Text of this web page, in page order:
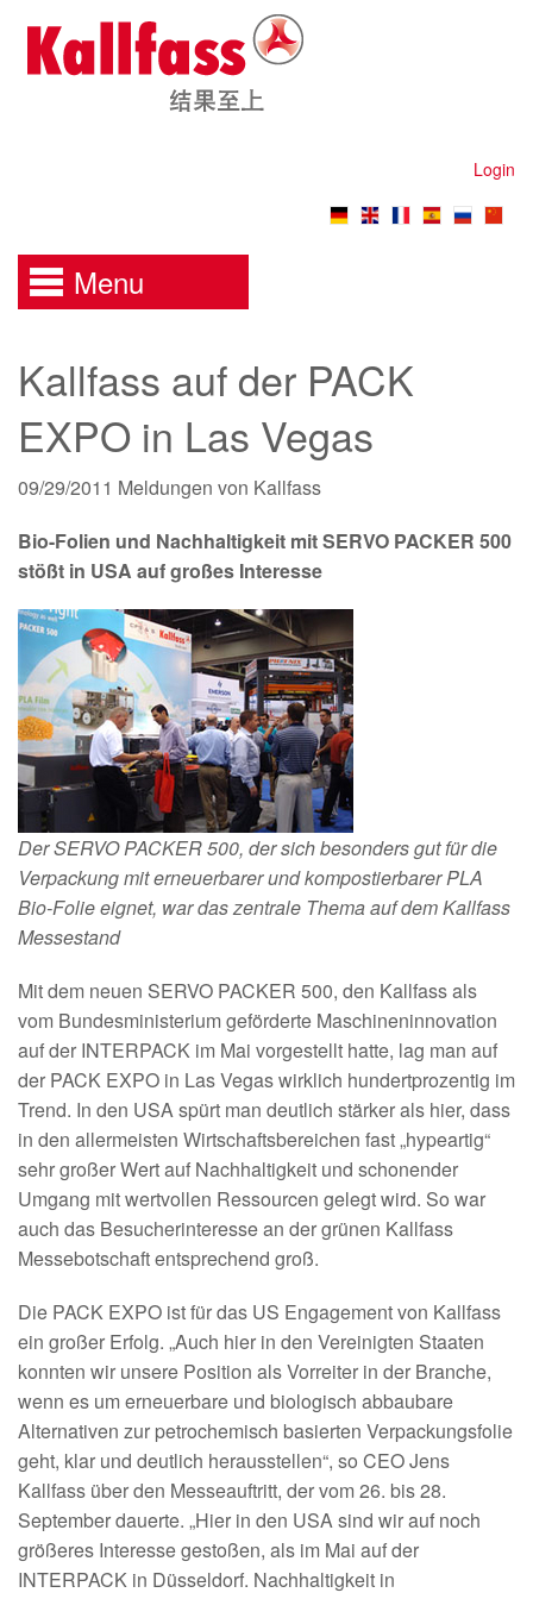
Login
Menu
Kallfass auf der PACK
EXPO in Las Vegas
09/29/2011 Meldungen von Kallfass
Bio-Folien und Nachhaltigkeit mit SERVO PACKER 500
stößt in USA auf großes Interesse
Der SERVO PACKER 500, der sich besonders gut für die
Verpackung mit erneuerbarer und kompostierbarer PLA
Bio-Folie eignet, war das zentrale Thema auf dem Kallfass
Messestand
Mit dem neuen SERVO PACKER 500, den Kallfass als
vom Bundesministerium geförderte Maschineninnovation
auf der INTERPACK im Mai vorgestellt hatte, lag man auf
der PACK EXPO in Las Vegas wirklich hundertprozentig im
Trend. In den USA spürt man deutlich stärker als hier, dass
in den allermeisten Wirtschaftsbereichen fast „hypeartig“
sehr großer Wert auf Nachhaltigkeit und schonender
Umgang mit wertvollen Ressourcen gelegt wird. So war
auch das Besucherinteresse an der grünen Kallfass
Messebotschaft entsprechend groß.
Die PACK EXPO ist für das US Engagement von Kallfass
ein großer Erfolg. „Auch hier in den Vereinigten Staaten
konnten wir unsere Position als Vorreiter in der Branche,
wenn es um erneuerbare und biologisch abbaubare
Alternativen zur petrochemisch basierten Verpackungsfolie
geht, klar und deutlich herausstellen“, so CEO Jens
Kallfass über den Messeauftritt, der vom 26. bis 28.
September dauerte. „Hier in den USA sind wir auf noch
größeres Interesse gestoßen, als im Mai auf der
INTERPACK in Düsseldorf. Nachhaltigkeit in